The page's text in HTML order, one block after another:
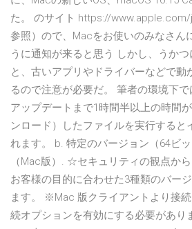
た。 のサイト https://
参照）ので、Macをお使いのみなさん
うに通知が来ると思う しかし、うか
と、古いアプリやドライバーなどで動
るので注意が必要だ。 筆者の環境下
アップデートまで1時間半以上の時間
ンロード）したファイルを実行すると
れます。 b. 特定のバージョン（64ビ
（Mac版）. ☆セキュリティの観点か
お客様の目的に合わせた3種類のバー
ます。 ※Mac 版クライアントより接
続オプションを有効にする必要があり